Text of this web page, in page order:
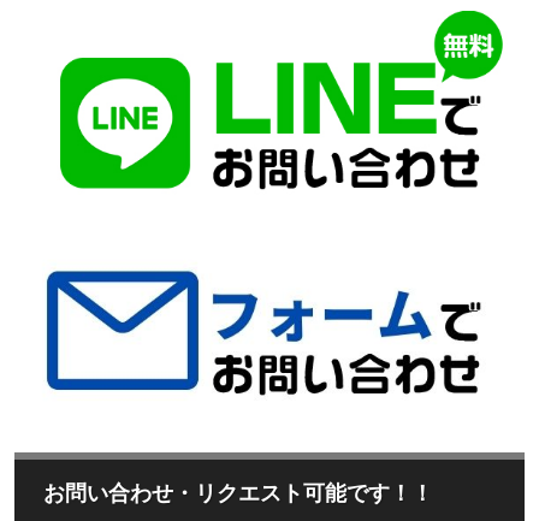
お問い合わせ・リクエスト可能です！！